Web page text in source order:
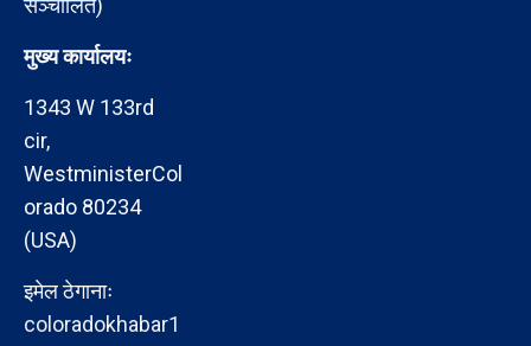
सञ्चालित)
मुख्य कार्यालयः
1343 W 133rd
cir,
WestministerCol
orado 80234
(USA)
इमेल ठेगानाः
coloradokhabar1